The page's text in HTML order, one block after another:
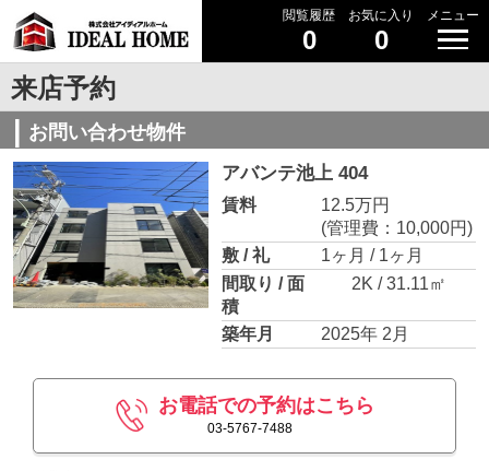
閲覧履歴
0
お気に入り
0
メニュー
来店予約
お問い合わせ物件
アバンテ池上 404
賃料
12.5万円
(管理費：10,000円)
敷 / 礼
1ヶ月 / 1ヶ月
間取り / 面
積
2K / 31.11㎡
築年月 2025年 2月
お電話での予約はこちら
03-5767-7488